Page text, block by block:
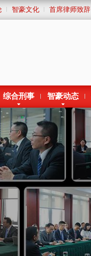
智豪文化 首席律师致辞
综合刑事 智豪动态